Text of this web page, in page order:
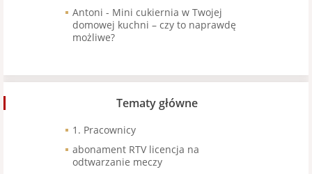
Antoni - Mini cukiernia w Twojej
domowej kuchni – czy to naprawdę
możliwe?
Tematy główne
1. Pracownicy
abonament RTV licencja na
odtwarzanie meczy